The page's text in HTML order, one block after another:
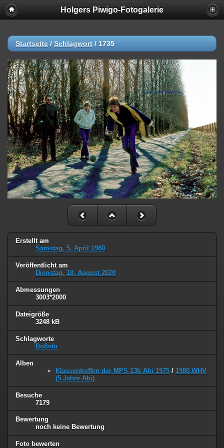
Holgers Piwigo-Fotogalerie
Startseite / Schlagwort / 1735
Erstellt am
Samstag, 5. April 1980
Veröffentlicht am
Dienstag, 18. August 2020
Abmessungen
3003*2000
Dateigröße
3248 kB
Schlagworte
Boßeln
Alben
Klassentreffen der MPS 13b Abi 1975 / 1980.WHV
(5 Jahre Abi)
Besuche
7179
Bewertung
noch keine Bewertung
Foto bewerten